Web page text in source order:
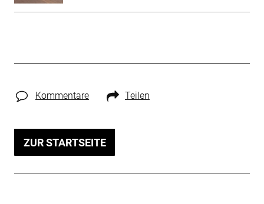
Kommentare Teilen
ZUR STARTSEITE